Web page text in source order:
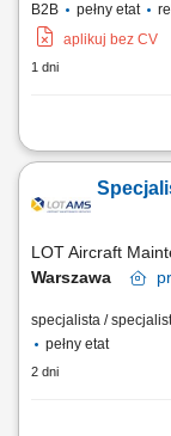
B2B
pełny etat
aplikuj bez CV
1 dni
prowadzenie
– od etapu
harmonogramów,
projektowych,
LOT Aircraft
Warszawa
specjalista /
pełny etat
2 dni